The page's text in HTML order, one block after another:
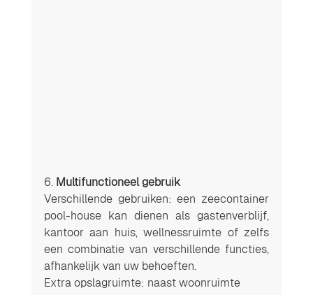
6. Multifunctioneel gebruik
Verschillende gebruiken: een zeecontainer
pool-house kan dienen als gastenverblijf,
kantoor aan huis, wellnessruimte of zelfs
een combinatie van verschillende functies,
afhankelijk van uw behoeften.
Extra opslagruimte: naast woonruimte